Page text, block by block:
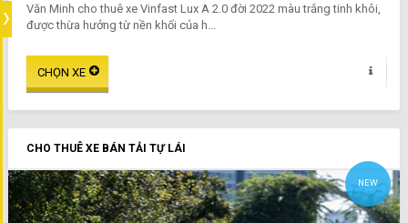
Văn Minh cho thuê xe Vinfast Lux A 2.0 đời 2022 màu trắng tinh khôi,
được thừa hưởng từ nền khối của h...
CHO THUÊ XE BÁN TẢI TỰ LÁI
NEW